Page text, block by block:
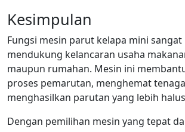
Kesimpulan
Fungsi mesin parut kelapa mini
mendukung kelancaran usaha
maupun rumahan. Mesin ini
proses pemarutan, menghemat
menghasilkan parutan yang lebih
Dengan pemilihan mesin yang tepat